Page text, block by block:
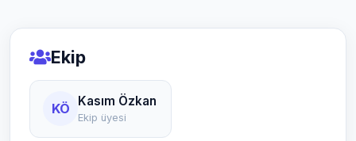
Ekip
KÖ Kasım Özkan
Ekip üyesi